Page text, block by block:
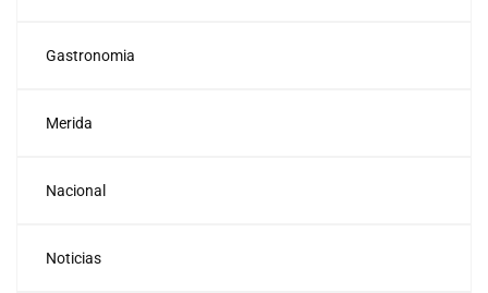
Gastronomia
Merida
Nacional
Noticias